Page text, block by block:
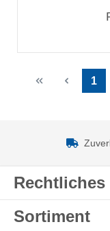
1
Rechtliches
Sortiment